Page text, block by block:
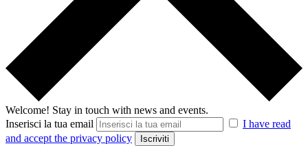
Welcome! Stay in touch with news and events.
Inserisci la tua email
I have read
and accept the privacy policy